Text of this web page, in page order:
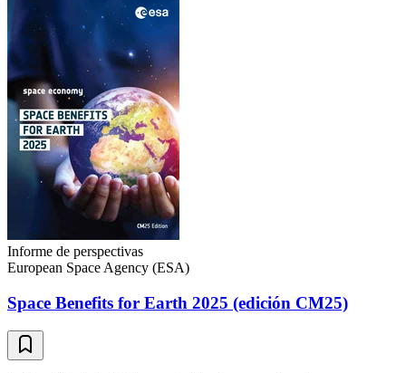
Informe de perspectivas
European Space Agency (ESA)
Space Benefits for Earth 2025 (edición CM25)